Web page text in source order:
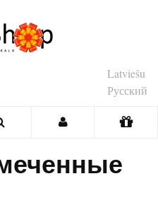
Latviešu
Русский